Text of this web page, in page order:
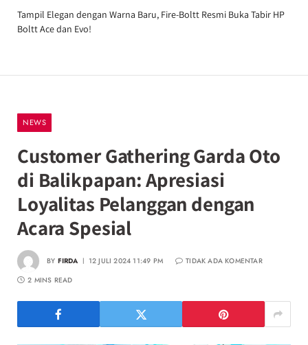
Tampil Elegan dengan Warna Baru, Fire-Boltt Resmi Buka Tabir HP
Boltt Ace dan Evo!
NEWS
Customer Gathering Garda Oto
di Balikpapan: Apresiasi
Loyalitas Pelanggan dengan
Acara Spesial
BY FIRDA 12 JULI 2024 11:49 PM
TIDAK ADA KOMENTAR
2 MINS READ